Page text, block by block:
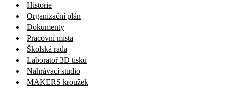
Historie
Organizační plán
Dokumenty
Pracovní místa
Školská rada
Laboratoř 3D tisku
Nahrávací studio
MAKERS kroužek